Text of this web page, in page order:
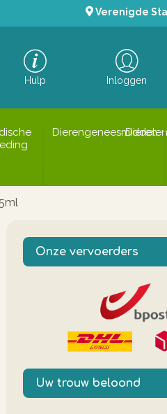
Verenigde
Hulp Inloggen
Dierengeneesmiddelen
Dieren
Onze vervoerders
Uw trouw beloond